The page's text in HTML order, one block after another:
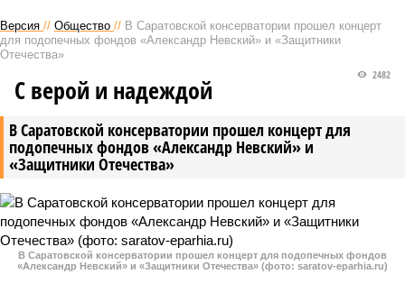
Версия // Общество // В Саратовской консерватории прошел концерт
для подопечных фондов «Александр Невский» и «Защитники
Отечества»
В Саратовской консерватории прошел концерт для
подопечных фондов «Александр Невский» и
«Защитники Отечества»
2482
С верой и надеждой
В Саратовской консерватории прошел концерт для подопечных фондов
«Александр Невский» и «Защитники Отечества» (фото: saratov-eparhia.ru)